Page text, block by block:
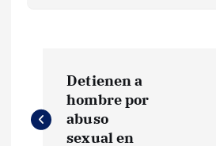
a
Detienen a
hombre por
abuso
sexual en